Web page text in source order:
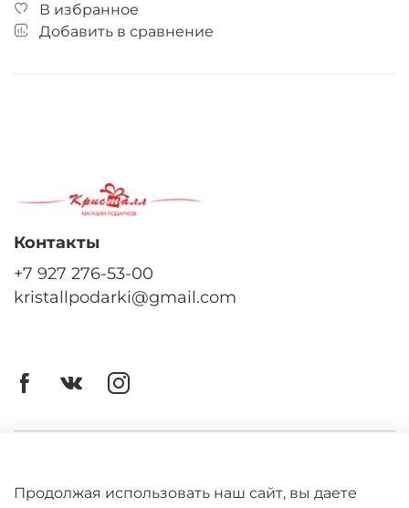
В избранное
Добавить в сравнение
Оферта
Контакты
+7 927 276-53-00
kristallpodarki@gmail.com
Продолжая использовать наш сайт, вы даете